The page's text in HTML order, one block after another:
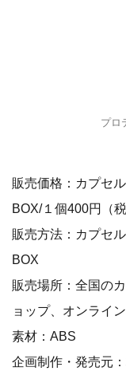
プロ
販売価格：カプセ
BOX/１個400円（税
販売方法：カプセ
BOX
販売場所：全国の
ョップ、オンライ
素材：ABS
企画制作・発売元